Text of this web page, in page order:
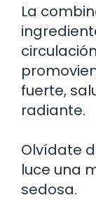
La
fuerte,
radiante.
Olvídate
luce una
sedosa.